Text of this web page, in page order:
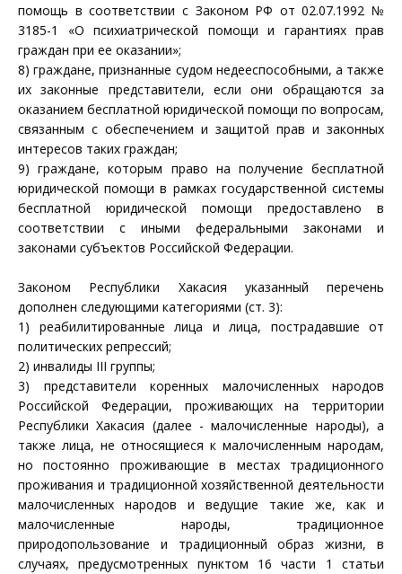
помощь в соответствии с Законом РФ от 02.07.1992 №
3185-1 «О психиатрической помощи и гарантиях прав
граждан при ее оказании»;
8) граждане, признанные судом недееспособными, а также
их законные представители, если они обращаются за
оказанием бесплатной юридической помощи по вопросам,
связанным с обеспечением и защитой прав и законных
интересов таких граждан;
9) граждане, которым право на получение бесплатной
юридической помощи в рамках государственной системы
бесплатной юридической помощи предоставлено в
соответствии с иными федеральными законами и
законами субъектов Российской Федерации.
Законом Республики Хакасия указанный перечень
дополнен следующими категориями (ст. 3):
1) реабилитированные лица и лица, пострадавшие от
политических репрессий;
2) инвалиды III группы;
3) представители коренных малочисленных народов
Российской Федерации, проживающих на территории
Республики Хакасия (далее - малочисленные народы), а
также лица, не относящиеся к малочисленным народам,
но постоянно проживающие в местах традиционного
проживания и традиционной хозяйственной деятельности
малочисленных народов и ведущие такие же, как и
малочисленные народы, традиционное
природопользование и традиционный образ жизни, в
случаях, предусмотренных пунктом 16 части 1 статьи